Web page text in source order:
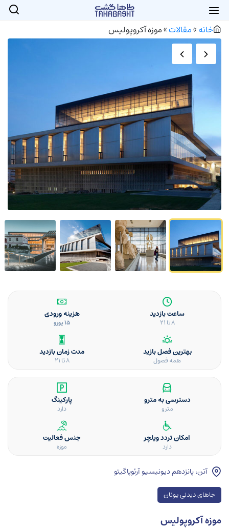
خانه»مقالات»موزه آکروپولیس
ساعت بازدید
8 تا 21
هزینه ورودی
15 یورو
بهترین فصل بازید
همه فصول
مدت زمان بازدید
8 تا 21
دسترسی به مترو
مترو
پارکینگ
دارد
امکان تردد ویلچر
دارد
جنس فعالیت
موزه
آتن، پانزدهم دیونیسیو آرئوپاگیتو
جاهای دیدنی یونان
موزه آکروپولیس